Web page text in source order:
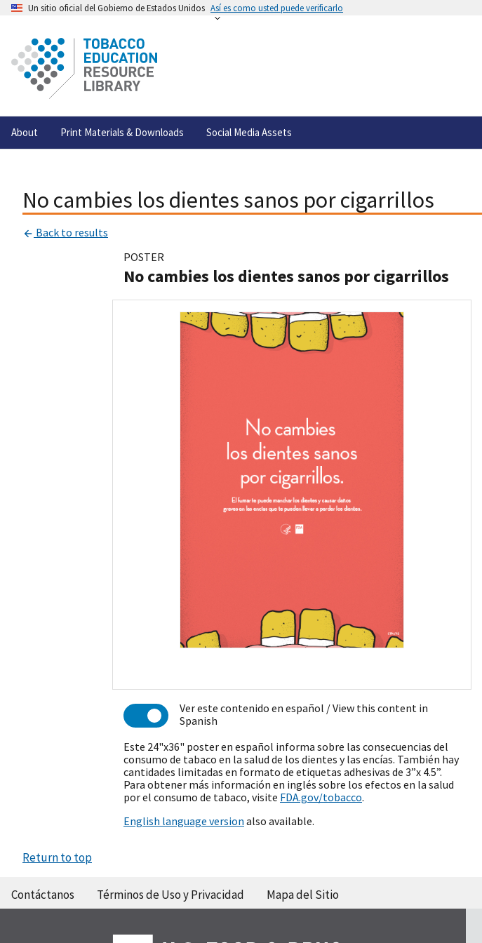
Un sitio oficial del Gobierno de Estados Unidos Así es como usted puede verificarlo
About Print Materials & Downloads Social Media Assets
No cambies los dientes sanos por cigarrillos
Back to results
POSTER
No cambies los dientes sanos por cigarrillos
Ver este contenido en español / View this content in
Spanish
Este 24"x36" poster en español informa sobre las consecuencias del
consumo de tabaco en la salud de los dientes y las encías. También hay
cantidades limitadas en formato de etiquetas adhesivas de 3”x 4.5”.
Para obtener más información en inglés sobre los efectos en la salud
por el consumo de tabaco, visite FDA.gov/tobacco.
English language version also available.
Return to top
Contáctanos Términos de Uso y Privacidad Mapa del Sitio